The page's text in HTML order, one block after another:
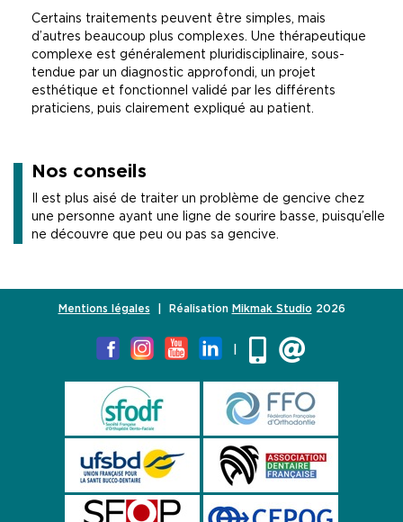
Certains traitements peuvent être simples, mais
d’autres beaucoup plus complexes. Une thérapeutique
complexe est généralement pluridisciplinaire, sous-
tendue par un diagnostic approfondi, un projet
esthétique et fonctionnel validé par les différents
praticiens, puis clairement expliqué au patient.
Nos conseils
Il est plus aisé de traiter un problème de gencive chez
une personne ayant une ligne de sourire basse, puisqu’elle
ne découvre que peu ou pas sa gencive.
Mentions légales | Réalisation Mikmak Studio 2026